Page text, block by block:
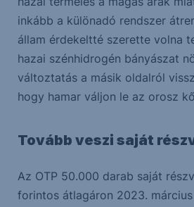
inkább a különadó rendszer
állam érdekeltté szerette volna
hazai szénhidrogén bányászat
változtatás a másik oldalról
hogy hamar váljon le az orosz
Tovább veszi saját
Az OTP 50.000 darab saját
forintos átlagáron 2023.